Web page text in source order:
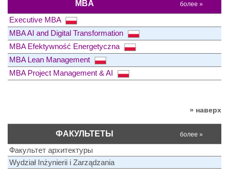
MBA более »
Executive MBA
MBA AI and Digital Transformation
MBA Efektywność Energetyczna
MBA Lean Management
MBA Project Management & AI
» наверх
ФАКУЛЬТЕТЫ более »
Факультет архитектуры
Wydział Inżynierii i Zarządzania